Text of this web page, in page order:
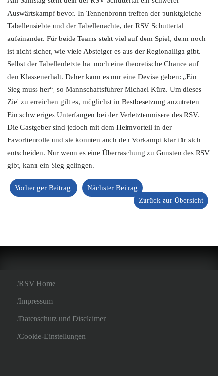
Auswärtskampf bevor. In Tennenbronn treffen der punktgleiche
Tabellensiebte und der Tabellenachte, der RSV Schuttertal
aufeinander. Für beide Teams steht viel auf dem Spiel, denn noch
ist nicht sicher, wie viele Absteiger es aus der Regionalliga gibt.
Selbst der Tabellenletzte hat noch eine theoretische Chance auf
den Klassenerhalt. Daher kann es nur eine Devise geben: „Ein
Sieg muss her“, so Mannschaftsführer Michael Kürz. Um dieses
Ziel zu erreichen gilt es, möglichst in Bestbesetzung anzutreten.
Ein schwieriges Unterfangen bei der Verletztenmisere des RSV.
Die Gastgeber sind jedoch mit dem Heimvorteil in der
Favoritenrolle und sie konnten auch den Vorkampf klar für sich
entscheiden. Nur wenn es eine Überraschung zu Gunsten des RSV
gibt, kann ein Sieg gelingen.
Vorheriger Beitrag
Nächster Beitrag
Zurück zur Übersicht
RSV Home
Impressum
Datenschutz und Disclaimer
Cookie-Einstellungen